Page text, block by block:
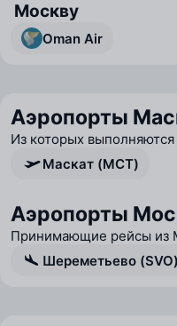
Москву
Oman Air
Аэропорты
Из которых
Маскат (MCT)
Аэропорты
Принимающие рейсы из
Шереметьево (SVO)